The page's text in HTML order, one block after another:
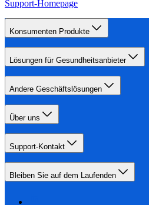
Support-Homepage
Konsumenten Produkte
Lösungen für Gesundheitsanbieter
Andere Geschäftslösungen
Über uns
Support-Kontakt
Bleiben Sie auf dem Laufenden